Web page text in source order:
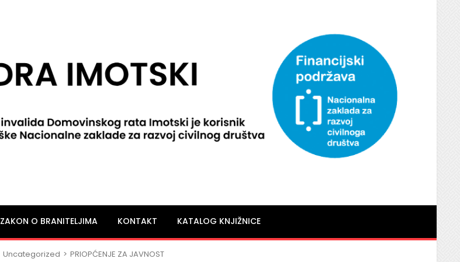
ZAKON O BRANITELJIMA KONTAKT KATALOG KNJIŽNICE
Uncategorized > PRIOPĆENJE ZA JAVNOST